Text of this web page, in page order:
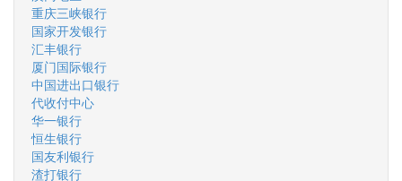
重庆三峡银行
国家开发银行
汇丰银行
厦门国际银行
中国进出口银行
代收付中心
华一银行
恒生银行
国友利银行
渣打银行